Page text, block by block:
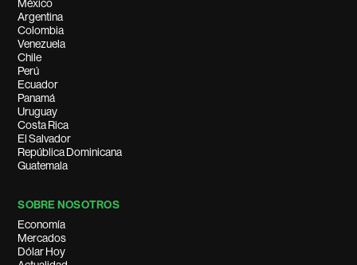
México
Argentina
Colombia
Venezuela
Chile
Perú
Ecuador
Panamá
Uruguay
Costa Rica
El Salvador
República Dominicana
Guatemala
SOBRE NOSOTROS
Economía
Mercados
Dólar Hoy